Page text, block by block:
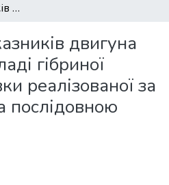
Порівняння показників двигуна 4ч7,5/7,35 в складі гібриної силової установки реалізованої за паралельною та послідовною схемою
двигуна
гібриної
реалізованої за
послідовною